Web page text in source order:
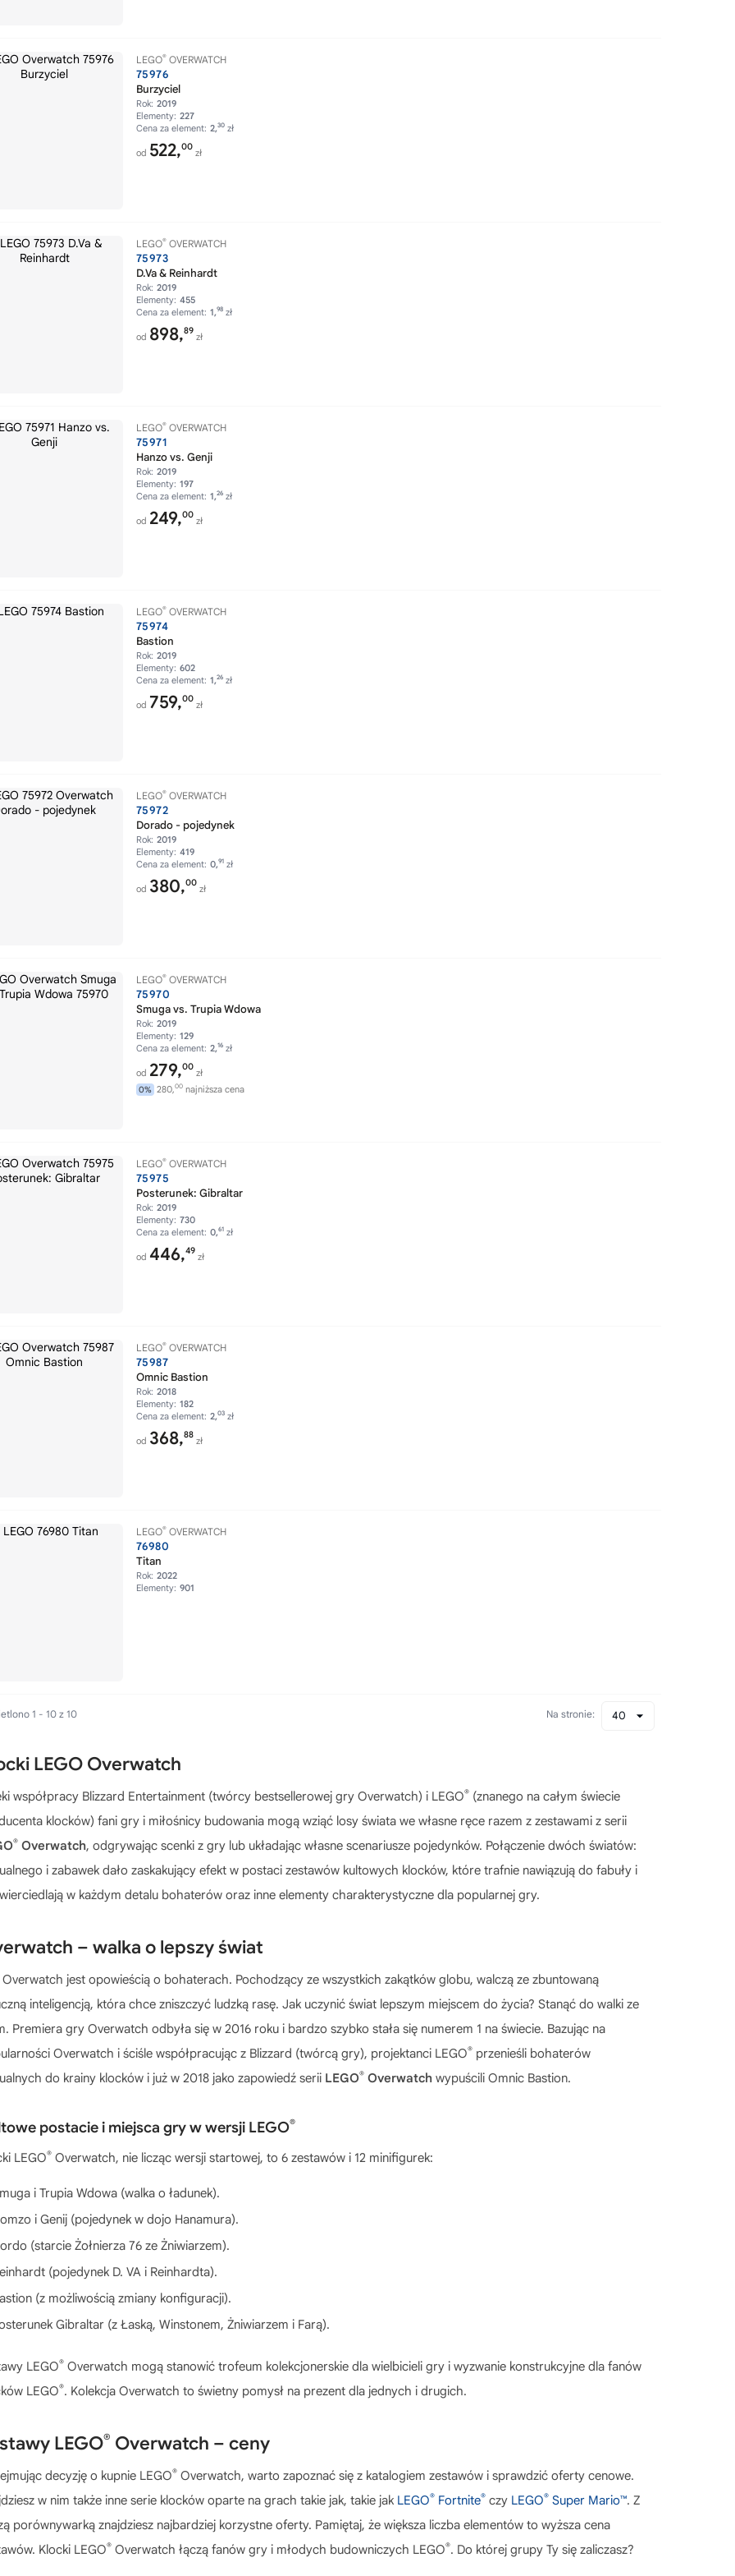
LEGO® OVERWATCH
75976
Burzyciel
Rok: 2019
Elementy: 227
Cena za element: 2,30 zł
od 522,00
zł
LEGO® OVERWATCH
75973
D.Va & Reinhardt
Rok: 2019
Elementy: 455
Cena za element: 1,98 zł
od 898,89
zł
LEGO® OVERWATCH
75971
Hanzo vs. Genji
Rok: 2019
Elementy: 197
Cena za element: 1,26 zł
od 249,00
zł
LEGO® OVERWATCH
75974
Bastion
Rok: 2019
Elementy: 602
Cena za element: 1,26 zł
od 759,00
zł
LEGO® OVERWATCH
75972
Dorado - pojedynek
Rok: 2019
Elementy: 419
Cena za element: 0,91 zł
od 380,00
zł
LEGO® OVERWATCH
75970
Smuga vs. Trupia Wdowa
Rok: 2019
Elementy: 129
Cena za element: 2,16 zł
od 279,00
zł
0% 280,00 najniższa cena
LEGO® OVERWATCH
75975
Posterunek: Gibraltar
Rok: 2019
Elementy: 730
Cena za element: 0,61 zł
od 446,49
zł
LEGO® OVERWATCH
75987
Omnic Bastion
Rok: 2018
Elementy: 182
Cena za element: 2,03 zł
od 368,88
zł
LEGO® OVERWATCH
76980
Titan
Rok: 2022
Elementy: 901
1 - 10 z 10 40
Na stronie:
LEGO Overwatch
współpracy Blizzard Entertainment (twórcy bestsellerowej gry Overwatch) i LEGO® (znanego na całym świecie
klocków) fani gry i miłośnicy budowania mogą wziąć losy świata we własne ręce razem z zestawami z serii
® Overwatch, odgrywając scenki z gry lub układając własne scenariusze pojedynków. Połączenie dwóch światów:
i zabawek dało zaskakujący efekt w postaci zestawów kultowych klocków, które trafnie nawiązują do fabuły i
w każdym detalu bohaterów oraz inne elementy charakterystyczne dla popularnej gry.
– walka o lepszy świat
Overwatch jest opowieścią o bohaterach. Pochodzący ze wszystkich zakątków globu, walczą ze zbuntowaną
inteligencją, która chce zniszczyć ludzką rasę. Jak uczynić świat lepszym miejscem do życia? Stanąć do walki ze
Premiera gry Overwatch odbyła się w 2016 roku i bardzo szybko stała się numerem 1 na świecie. Bazując na
Overwatch i ściśle współpracując z Blizzard (twórcą gry), projektanci LEGO® przenieśli bohaterów
do krainy klocków i już w 2018 jako zapowiedź serii LEGO® Overwatch wypuścili Omnic Bastion.
postacie i miejsca gry w wersji LEGO®
LEGO® Overwatch, nie licząc wersji startowej, to 6 zestawów i 12 minifigurek:
i Trupia Wdowa (walka o ładunek).
i Genij (pojedynek w dojo Hanamura).
(starcie Żołnierza 76 ze Żniwiarzem).
(pojedynek D. VA i Reinhardta).
(z możliwością zmiany konfiguracji).
Gibraltar (z Łaską, Winstonem, Żniwiarzem i Farą).
LEGO® Overwatch mogą stanowić trofeum kolekcjonerskie dla wielbicieli gry i wyzwanie konstrukcyjne dla fanów
LEGO®. Kolekcja Overwatch to świetny pomysł na prezent dla jednych i drugich.
LEGO® Overwatch – ceny
decyzję o kupnie LEGO® Overwatch, warto zapoznać się z katalogiem zestawów i sprawdzić oferty cenowe.
w nim także inne serie klocków oparte na grach takie jak, takie jak LEGO® Fortnite® czy LEGO® Super Mario™. Z
porównywarką znajdziesz najbardziej korzystne oferty. Pamiętaj, że większa liczba elementów to wyższa cena
Klocki LEGO® Overwatch łączą fanów gry i młodych budowniczych LEGO®. Do której grupy Ty się zaliczasz?